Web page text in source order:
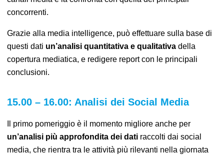
concorrenti.
Grazie alla media intelligence, può effettuare sulla base di
questi dati un’analisi quantitativa e qualitativa della
copertura mediatica, e redigere report con le principali
conclusioni.
15.00 – 16.00: Analisi dei Social Media
Il primo pomeriggio è il momento migliore anche per
un’analisi più approfondita dei dati raccolti dai social
media,che rientra tra le attività più rilevanti nella giornata